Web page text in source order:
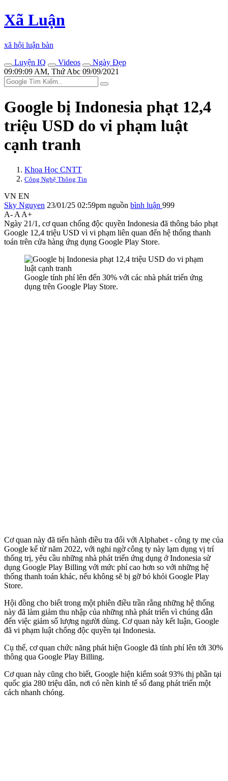
Xã Luận
xã hội luận bàn
Luyện IQ
Videos
Ngày Đẹp
09:09:09 AM, Thứ Abc 09/09/2021
Google bị Indonesia phạt 12,4
triệu USD do vi phạm luật
cạnh tranh
Khoa Học CNTT
Công Nghệ Thông Tin
VN EN
Sky Nguyen 23/01/25 02:59pm nguồn bình luận 999
A- A A+
Ngày 21/1, cơ quan chống độc quyền Indonesia đã thông báo phạt
Google 12,4 triệu USD vì vi phạm liên quan đến hệ thống thanh
toán trên cửa hàng ứng dụng Google Play Store.
Google tính phí lên đến 30% với các nhà phát triển ứng
dụng trên Google Play Store.
Cơ quan này đã tiến hành điều tra đối với Alphabet - công ty mẹ của
Google kể từ năm 2022, với nghi ngờ công ty này lạ‌m dụn‌g vị trí
thống trị, yêu cầu những nhà phát triển ứng dụng ở Indonesia sử
dụng Google Play Billing với mức phí cao hơn so với những hệ
thống thanh toán khác, nếu không sẽ bị gỡ bỏ khỏi Google Play
Store.
Hội đồng cho biết trong một phiên điều trần rằng những hệ thống
này đã làm giảm thu nhập của những nhà phát triển vì chúng dẫn
đến việc giảm số lượng người dùng. Cơ quan này kết luận, Google
đã vi phạm luật chống độc quyền tại Indonesia.
Cụ thể, cơ quan chức năng phát hiện Google đã tính phí lên tới 30%
thông qua Google Play Billing.
Cơ quan này cũng cho biết, Google hiện kiểm soát 93% thị phần tại
quốc gia 280 triệu dân, nơi có nền kinh tế số đang phát triển một
cách nhanh chóng.